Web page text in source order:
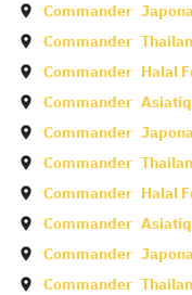
Commander
Commander
Commander Halal
Commander
Commander
Commander
Commander Halal
Commander
Commander
Commander